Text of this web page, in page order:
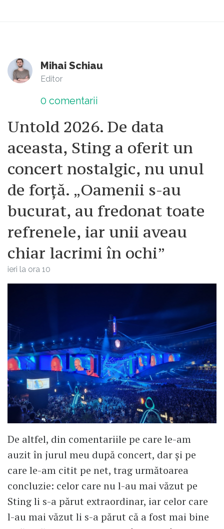
Mihai Schiau
Editor
0 comentarii
Untold 2026. De data
aceasta, Sting a oferit un
concert nostalgic, nu unul
de forță. „Oamenii s-au
bucurat, au fredonat toate
refrenele, iar unii aveau
chiar lacrimi în ochi”
ieri la ora 10
De altfel, din comentariile pe care le-am
auzit în jurul meu după concert, dar și pe
care le-am citit pe net, trag următoarea
concluzie: celor care nu l-au mai văzut pe
Sting li s-a părut extraordinar, iar celor care
l-au mai văzut li s-a părut că a fost mai bine